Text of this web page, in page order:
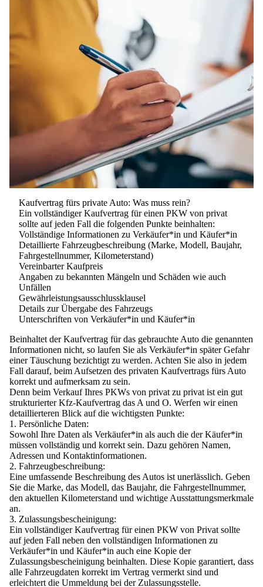
Kaufvertrag fürs private Auto: Was muss rein?
Ein vollständiger Kaufvertrag für einen PKW von privat
sollte auf jeden Fall die folgenden Punkte beinhalten:
Vollständige Informationen zu Verkäufer*in und Käufer*in
Detaillierte Fahrzeugbeschreibung (Marke, Modell, Baujahr,
Fahrgestellnummer, Kilometerstand)
Vereinbarter Kaufpreis
Angaben zu bekannten Mängeln und Schäden wie auch
Unfällen
Gewährleistungsausschlussklausel
Details zur Übergabe des Fahrzeugs
Unterschriften von Verkäufer*in und Käufer*in
Beinhaltet der Kaufvertrag für das gebrauchte Auto die genannten
Informationen nicht, so laufen Sie als Verkäufer*in später Gefahr
einer Täuschung bezichtigt zu werden. Achten Sie also in jedem
Fall darauf, beim Aufsetzen des privaten Kaufvertrags fürs Auto
korrekt und aufmerksam zu sein.
Denn beim Verkauf Ihres PKWs von privat zu privat ist ein gut
strukturierter Kfz-Kaufvertrag das A und O. Werfen wir einen
detaillierteren Blick auf die wichtigsten Punkte:
Persönliche Daten:
Sowohl Ihre Daten als Verkäufer*in als auch die der Käufer*in
müssen vollständig und korrekt sein. Dazu gehören Namen,
Adressen und Kontaktinformationen.
Fahrzeugbeschreibung:
Eine umfassende Beschreibung des Autos ist unerlässlich. Geben
Sie die Marke, das Modell, das Baujahr, die Fahrgestellnummer,
den aktuellen Kilometerstand und wichtige Ausstattungsmerkmale
an.
Zulassungsbescheinigung:
Ein vollständiger Kaufvertrag für einen PKW von Privat sollte
auf jeden Fall neben den vollständigen Informationen zu
Verkäufer*in und Käufer*in auch eine Kopie der
Zulassungsbescheinigung beinhalten. Diese Kopie garantiert, dass
alle Fahrzeugdaten korrekt im Vertrag vermerkt sind und
erleichtert die Ummeldung bei der Zulassungsstelle.